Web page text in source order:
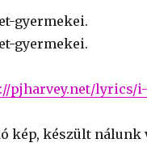
gyermekei.
gyermekei.
pjharvey.net/lyrics/
kép, készült nálunk